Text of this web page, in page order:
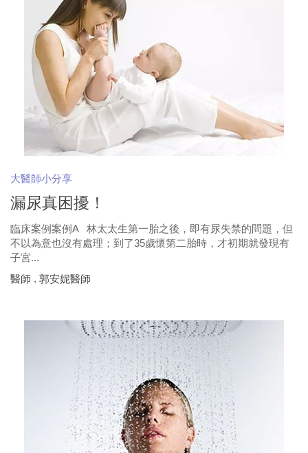
大醫師小分享
漏尿真困擾！
臨床案例案例A 林太太生第一胎之後，即有尿失禁的問題，但
不以為意也沒有處理；到了35歲懷第二胎時，才初期就發現有
子宮...
醫師 . 郭安妮醫師